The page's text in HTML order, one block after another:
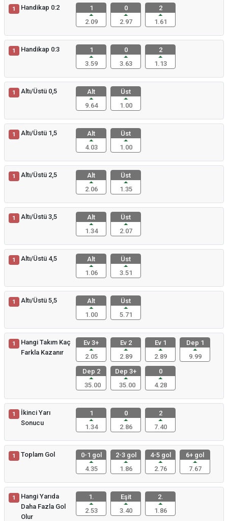
1 Handikap 0:2
1
2.09
0
2.97
2
1.61
1 Handikap 0:3
1
3.59
0
3.63
2
1.13
1 Altı/Üstü 0,5
Alt
9.64
Üst
1.00
1 Altı/Üstü 1,5
Alt
4.03
Üst
1.00
1 Altı/Üstü 2,5
Alt
2.06
Üst
1.35
1 Altı/Üstü 3,5
Alt
1.34
Üst
2.07
1 Altı/Üstü 4,5
Alt
1.06
Üst
3.51
1 Altı/Üstü 5,5
Alt
1.00
Üst
5.71
1
Hangi Takım Kaç
Farkla Kazanır
Ev 3+
2.05
Ev 2
2.89
Ev 1
2.89
Dep 1
9.99
Dep 2
35.00
Dep 3+
35.00
0
4.28
1
İkinci Yarı
Sonucu
1
1.34
0
2.86
2
7.40
1 Toplam Gol
0-1 gol
4.35
2-3 gol
1.86
4-5 gol
2.76
6+ gol
7.67
1
Hangi Yarıda
Daha Fazla Gol
Olur
1.
2.53
Eşit
3.40
2.
1.86